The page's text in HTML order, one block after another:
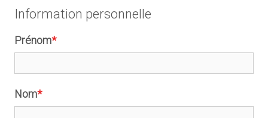
Information personnelle
Prénom*
Nom*